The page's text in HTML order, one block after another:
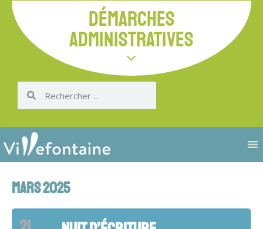
DÉMARCHES
ADMINISTRATIVES
MARS 2025